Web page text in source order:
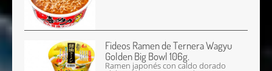
Fideos Ramen de Ternera Wagyu
Golden Big Bowl 106g.
Ramen japonés con caldo dorado